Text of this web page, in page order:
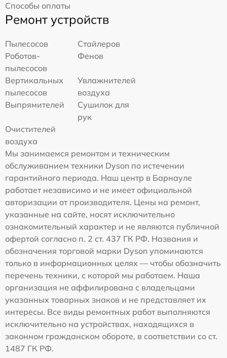
Способы оплаты
Ремонт устройств
Пылесосов
Стайлеров
Роботов-
пылесосов
Фенов
Вертикальных
пылесосов
Увлажнителей
воздуха
Выпрямителей
Сушилок для
рук
Очистителей
воздуха
Мы занимаемся ремонтом и техническим
обслуживанием техники Dyson по истечении
гарантийного периода. Наш центр в Барнауле
работает независимо и не имеет официальной
авторизации от производителя. Цены на ремонт,
указанные на сайте, носят исключительно
ознакомительный характер и не являются публичной
офертой согласно п. 2 ст. 437 ГК РФ. Названия и
обозначения торговой марки Dyson упоминаются
только в информационных целях — чтобы обозначить
перечень техники, с которой мы работаем. Наша
организация не аффилирована с владельцами
указанных товарных знаков и не представляет их
интересы. Все виды ремонтных работ выполняются
исключительно на устройствах, находящихся в
законном гражданском обороте, в соответствии со ст.
1487 ГК РФ.